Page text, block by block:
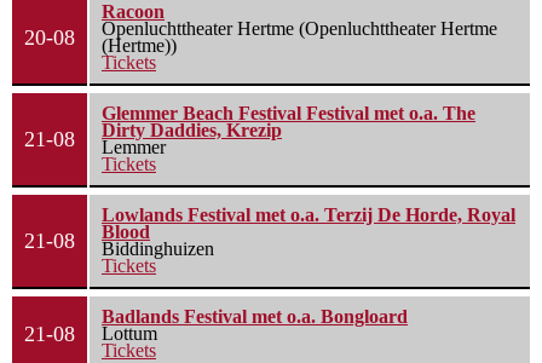
20-08
Racoon
Openluchttheater Hertme (Openluchttheater Hertme
(Hertme))
Tickets
21-08
Glemmer Beach Festival Festival met o.a. The
Dirty Daddies, Krezip
Lemmer
Tickets
21-08
Lowlands Festival met o.a. Terzij De Horde, Royal
Blood
Biddinghuizen
Tickets
21-08
Badlands Festival met o.a. Bongloard
Lottum
Tickets